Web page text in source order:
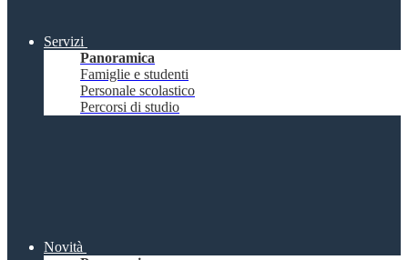
Servizi
Panoramica
Famiglie e studenti
Personale scolastico
Percorsi di studio
Novità